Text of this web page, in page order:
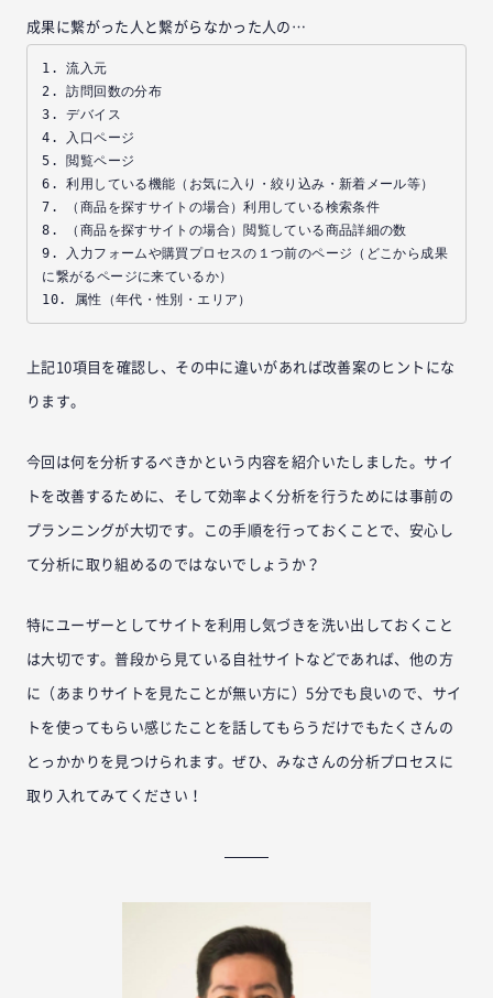
成果に繋がった人と繋がらなかった人の…
1. 流入元
2. 訪問回数の分布
3. デバイス
4. 入口ページ
5. 閲覧ページ
6. 利用している機能（お気に入り・絞り込み・新着メール等）
7. （商品を探すサイトの場合）利用している検索条件
8. （商品を探すサイトの場合）閲覧している商品詳細の数
9. 入力フォームや購買プロセスの１つ前のページ（どこから成果
に繋がるページに来ているか）
上記10項目を確認し、その中に違いがあれば改善案のヒントにな
ります。
今回は何を分析するべきかという内容を紹介いたしました。サイ
トを改善するために、そして効率よく分析を行うためには事前の
プランニングが大切です。この手順を行っておくことで、安心し
て分析に取り組めるのではないでしょうか？
特にユーザーとしてサイトを利用し気づきを洗い出しておくこと
は大切です。普段から見ている自社サイトなどであれば、他の方
に（あまりサイトを見たことが無い方に）5分でも良いので、サイ
トを使ってもらい感じたことを話してもらうだけでもたくさんの
とっかかりを見つけられます。ぜひ、みなさんの分析プロセスに
取り入れてみてください！